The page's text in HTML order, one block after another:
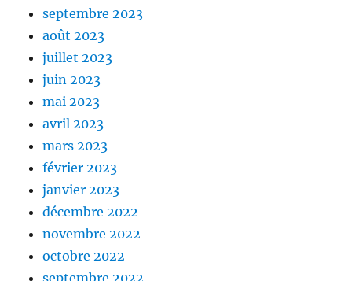
septembre 2023
août 2023
juillet 2023
juin 2023
mai 2023
avril 2023
mars 2023
février 2023
janvier 2023
décembre 2022
novembre 2022
octobre 2022
septembre 2022